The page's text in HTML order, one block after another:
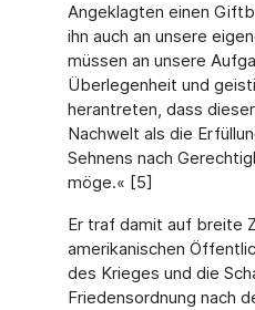
Angeklagten einen
ihn auch an unsere
müssen an unsere
Überlegenheit und
herantreten, dass
Nachwelt als die
Sehnens nach
möge.« [5]
Er traf damit auf breite
amerikanischen
des Krieges und die
Friedensordnung nach